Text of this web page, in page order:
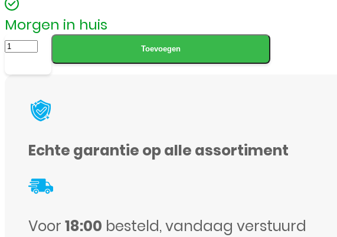
Morgen in huis
LCD
voor
Huawei
aantal
Toevoegen
Echte garantie op alle assortiment
Voor 18:00 besteld, vandaag verstuurd